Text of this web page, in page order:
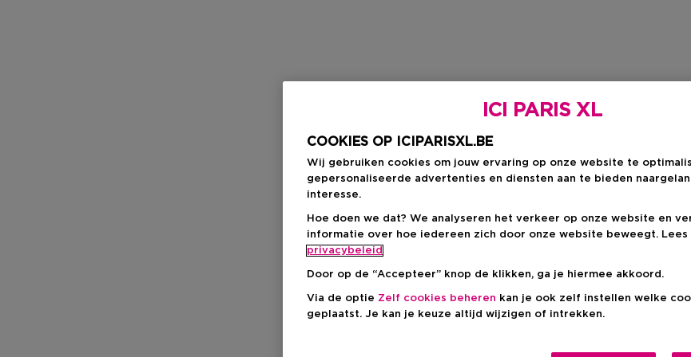
ICI PARIS XL
COOKIES OP ICIPARISXL.BE
Wij gebruiken cookies om jouw ervaring op onze website te
gepersonaliseerde advertenties en diensten aan te bieden
interesse.
Hoe doen we dat? We analyseren het verkeer op onze website en
informatie over hoe iedereen zich door onze website beweegt. Lees
privacybeleid
Door op de “Accepteer” knop de klikken, ga je hiermee akkoord.
Via de optie Zelf cookies beheren kan je ook zelf instellen welke
geplaatst. Je kan je keuze altijd wijzigen of intrekken.